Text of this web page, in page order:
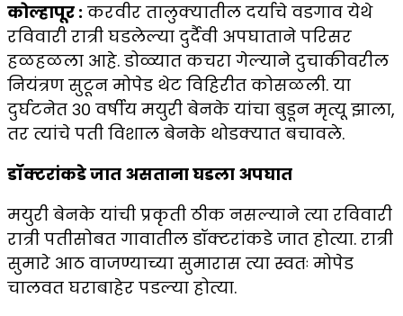
कोल्हापूर : करवीर तालुक्यातील दर्याचे वडगाव येथे
रविवारी रात्री घडलेल्या दुर्दैवी अपघाताने परिसर
हळहळला आहे. डोळ्यात कचरा गेल्याने दुचाकीवरील
नियंत्रण सुटून मोपेड थेट विहिरीत कोसळली. या
दुर्घटनेत ३० वर्षीय मयुरी बेनके यांचा बुडून मृत्यू झाला,
तर त्यांचे पती विशाल बेनके थोडक्यात बचावले.
डॉक्टरांकडे जात असताना घडला अपघात
मयुरी बेनके यांची प्रकृती ठीक नसल्याने त्या रविवारी
रात्री पतीसोबत गावातील डॉक्टरांकडे जात होत्या. रात्री
सुमारे आठ वाजण्याच्या सुमारास त्या स्वतः मोपेड
चालवत घराबाहेर पडल्या होत्या.